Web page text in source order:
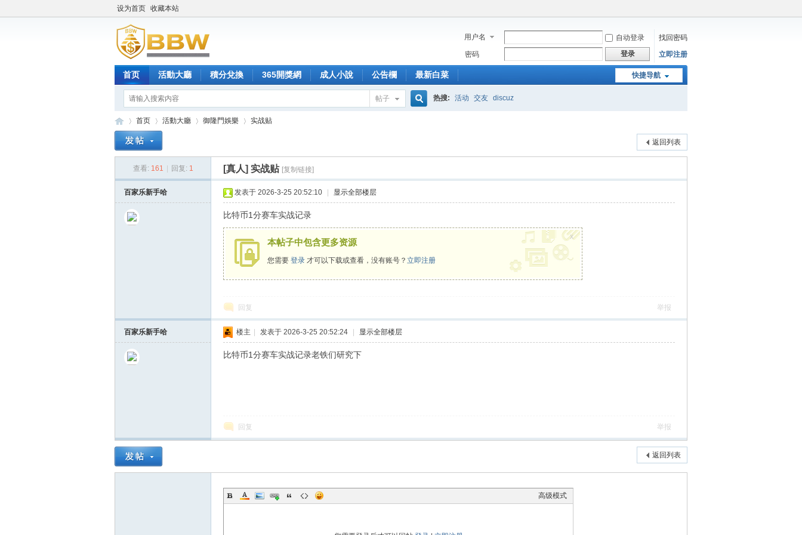
设为首页 收藏本站
用户名 自动登录
找回密码
密码
登录 立即注册
快捷导航
首页 活動大廳 積分兌換 365開獎網 成人小說 公告欄 最新白菜
帖子 热搜: 活动 交友 discuz
首页
›
活動大廳
›
御隆門娛樂
›
实战贴
返回列表
查看: 161 回复: 1 [真人] 实战贴 [复制链接]
百家乐新手哈 发表于 2026-3-25 20:52:10 显示全部楼层
比特币1分赛车实战记录
本帖子中包含更多资源
您需要 登录 才可以下载或查看，没有账号？ 立即注册
x
回复 举报
百家乐新手哈 楼主 发表于 2026-3-25 20:52:24 显示全部楼层
比特币1分赛车实战记录老铁们研究下
回复 举报
返回列表
高级模式